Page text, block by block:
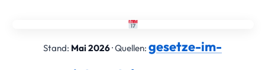
Stand: Mai 2026· Quellen: gesetze-im-